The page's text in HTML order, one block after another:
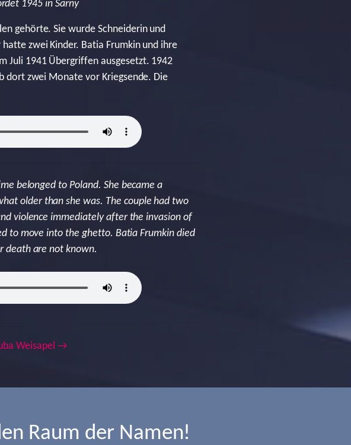
1945 in Sarny
gehörte. Sie wurde Schneiderin und
zwei Kinder. Batia Frumkin und ihre
Juli 1941 Übergriffen ausgesetzt. 1942
dort zwei Monate vor Kriegsende. Die
belonged to Poland. She became a
older than she was. The couple had two
violence immediately after the invasion of
to move into the ghetto. Batia Frumkin died
death are not known.
Weisapel →
Raum der Namen!